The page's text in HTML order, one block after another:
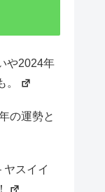
や2024年
の運勢と
スイイ